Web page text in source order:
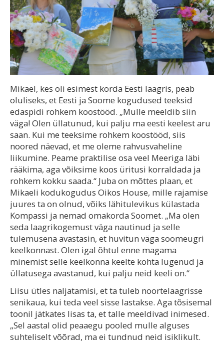
Mikael, kes oli esimest korda Eesti laagris, peab
oluliseks, et Eesti ja Soome kogudused teeksid
edaspidi rohkem koostööd. „Mulle meeldib siin
väga! Olen üllatunud, kui palju ma eesti keelest aru
saan. Kui me teeksime rohkem koostööd, siis
noored näevad, et me oleme rahvusvaheline
liikumine. Peame praktilise osa veel Meeriga läbi
rääkima, aga võiksime koos üritusi korraldada ja
rohkem kokku saada.“ Juba on mõttes plaan, et
Mikaeli kodukogudus Oikos House, mille rajamise
juures ta on olnud, võiks lähitulevikus külastada
Kompassi ja nemad omakorda Soomet. „Ma olen
seda laagrikogemust väga nautinud ja selle
tulemusena avastasin, et huvitun väga soomeugri
keelkonnast. Olen igal õhtul enne magama
minemist selle keelkonna keelte kohta lugenud ja
üllatusega avastanud, kui palju neid keeli on.“
Liisu ütles naljatamisi, et ta tuleb noortelaagrisse
senikaua, kui teda veel sisse lastakse. Aga tõsisemal
toonil jätkates lisas ta, et talle meeldivad inimesed.
„Sel aastal olid peaaegu pooled mulle alguses
suhteliselt võõrad, ma ei tundnud neid isiklikult.